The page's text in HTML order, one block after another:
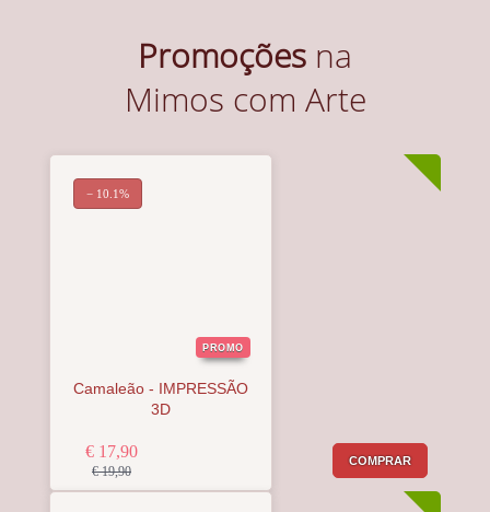
Promoções na
Mimos com Arte
PROMO
Camaleão - IMPRESSÃO
3D
€ 17,90
€ 19,90
COMPRAR
− 10.1%